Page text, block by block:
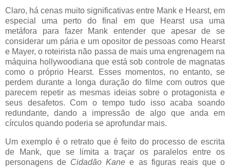
Claro, há cenas muito significativas entre Mank e Hearst, em
especial uma perto do final em que Hearst usa uma
metáfora para fazer Mank entender que apesar de se
considerar um pária e um opositor de pessoas como Hearst
e Mayer, o roteirista não passa de mais uma engrenagem na
máquina hollywoodiana que está sob controle de magnatas
como o próprio Hearst. Esses momentos, no entanto, se
perdem durante a longa duração do filme com outros que
parecem repetir as mesmas ideias sobre o protagonista e
seus desafetos. Com o tempo tudo isso acaba soando
redundante, dando a impressão de algo que anda em
círculos quando poderia se aprofundar mais.
Um exemplo é o retrato que é feito do processo de escrita
de Mank, que se limita a traçar os paralelos entre os
personagens de Cidadão Kanee as figuras reais que o